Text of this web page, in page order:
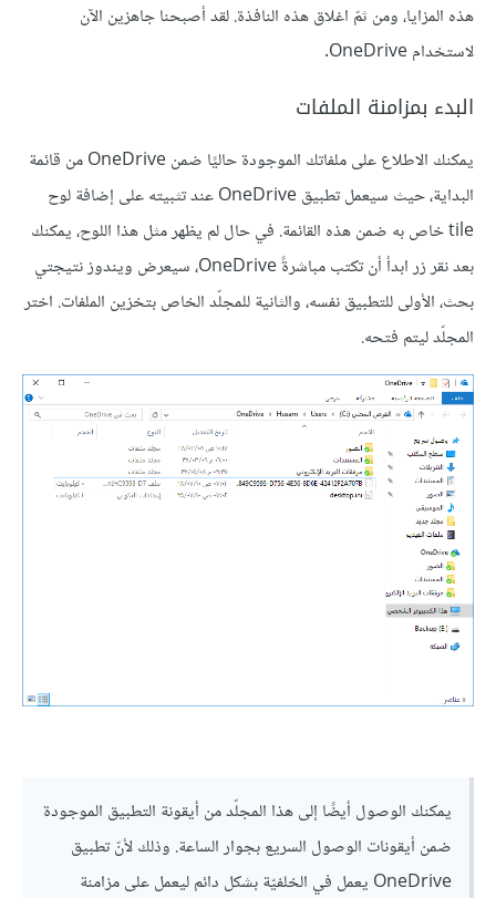
هذه المزايا، ومن ثمّ اغلاق هذه النافذة. لقد أصبحنا جاهزين الآن
لاستخدام OneDrive.
البدء بمزامنة الملفات
يمكنك الاطلاع على ملفاتك الموجودة حاليًا ضمن OneDrive من قائمة
البداية، حيث سيعمل تطبيق OneDrive عند تثبيته على إضافة لوح
tile خاص به ضمن هذه القائمة. في حال لم يظهر مثل هذا اللوح، يمكنك
بعد نقر زر ابدأ أن تكتب مباشرةً OneDrive، سيعرض ويندوز نتيجتي
بحث، الأولى للتطبيق نفسه، والثانية للمجلّد الخاص بتخزين الملفات. اختر
المجلّد ليتم فتحه.
يمكنك الوصول أيضًا إلى هذا المجلّد من أيقونة التطبيق الموجودة
ضمن أيقونات الوصول السريع بجوار الساعة. وذلك لأنّ تطبيق
OneDrive يعمل في الخلفيّة بشكل دائم ليعمل على مزامنة